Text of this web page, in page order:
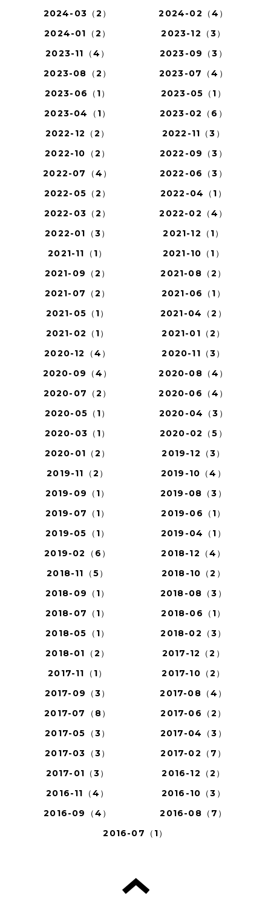
2024-03（2）
2024-02（4）
2024-01（2）
2023-12（3）
2023-11（4）
2023-09（3）
2023-08（2）
2023-07（4）
2023-06（1）
2023-05（1）
2023-04（1）
2023-02（6）
2022-12（2）
2022-11（3）
2022-10（2）
2022-09（3）
2022-07（4）
2022-06（3）
2022-05（2）
2022-04（1）
2022-03（2）
2022-02（4）
2022-01（3）
2021-12（1）
2021-11（1）
2021-10（1）
2021-09（2）
2021-08（2）
2021-07（2）
2021-06（1）
2021-05（1）
2021-04（2）
2021-02（1）
2021-01（2）
2020-12（4）
2020-11（3）
2020-09（4）
2020-08（4）
2020-07（2）
2020-06（4）
2020-05（1）
2020-04（3）
2020-03（1）
2020-02（5）
2020-01（2）
2019-12（3）
2019-11（2）
2019-10（4）
2019-09（1）
2019-08（3）
2019-07（1）
2019-06（1）
2019-05（1）
2019-04（1）
2019-02（6）
2018-12（4）
2018-11（5）
2018-10（2）
2018-09（1）
2018-08（3）
2018-07（1）
2018-06（1）
2018-05（1）
2018-02（3）
2018-01（2）
2017-12（2）
2017-11（1）
2017-10（2）
2017-09（3）
2017-08（4）
2017-07（8）
2017-06（2）
2017-05（3）
2017-04（3）
2017-03（3）
2017-02（7）
2017-01（3）
2016-12（2）
2016-11（4）
2016-10（3）
2016-09（4）
2016-08（7）
2016-07（1）